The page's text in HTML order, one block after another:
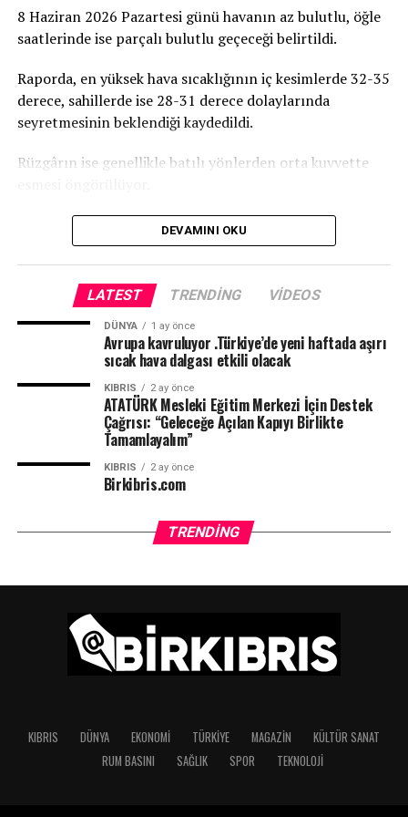
Merkezi’nde terzilik, ayakkabıcılık, kaynakçılık,
tesisatçılık, robotik kodlama, oto elektrik, oto kaporta,
verilmesi planlanıyor. Merkezin, KKTC’nin mesleki
eğitim altyapısına önemli katkılar sağlaması ve
gençlerin istihdam olanaklarını artırması hedefleniyor.
8 Haziran 2026 Pazartesi günü havanın az bulutlu, öğle
saatlerinde ise parçalı bulutlu geçeceği belirtildi.
Raporda, en yüksek hava sıcaklığının iç kesimlerde 32-35
derece, sahillerde ise 28-31 derece dolaylarında
seyretmesinin beklendiği kaydedildi.
Rüzgârın ise genellikle batılı yönlerden orta kuvvette
DEVAMINI OKU
LATEST TRENDING VIDEOS
DÜNYA 1 ay önce
Avrupa kavruluyor .Türkiye’de yeni haftada aşırı
sıcak hava dalgası etkili olacak
KIBRIS 2 ay önce
ATATÜRK Mesleki Eğitim Merkezi İçin Destek
Çağrısı: “Geleceğe Açılan Kapıyı Birlikte
Tamamlayalım”
KIBRIS 2 ay önce
Birkibris.com
TRENDING
KIBRIS DÜNYA EKONOMI TÜRKIYE MAGAZIN
KÜLTÜR SANAT
RUM BASINI
SAĞLIK SPOR TEKNOLOJI